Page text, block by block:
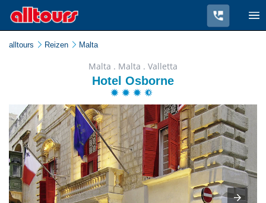
alltours Reizen Malta
Malta . Malta . Valletta
Hotel Osborne